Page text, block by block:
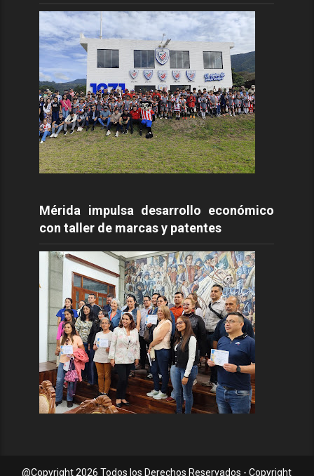
Mérida impulsa desarrollo económico
con taller de marcas y patentes
@Copyright2026 Todos los Derechos Reservados - Copyright